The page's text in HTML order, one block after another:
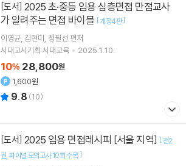
[도서]
가 알려주는 면접 바이블 [개정4판]
이영균 김현미 정필선 편저
시대고시기획 시대교육
2025.1.10.
10% 28,800원
1,600원
9.8 (10)
[도서] 2025 임용 면접레시피 [서울 지역] [ 전2
권 파이널 모의고사 10회 수록]